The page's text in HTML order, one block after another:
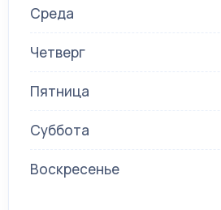
других материалов.
По способу фиксации.
популярны частичные
бюгельные и типа
удерживающиеся за
По сложности
трудозатратными
протезы на имплантах,
металлокерамические
Среда
Четверг
Пятница
Суббота
Воскресенье